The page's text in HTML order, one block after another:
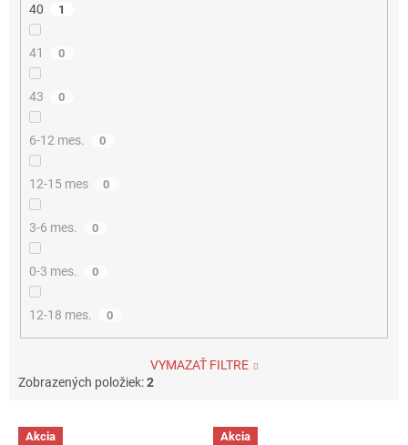
40 1
41 0
43 0
6-12 mes. 0
12-15 mes 0
3-6 mes. 0
0-3 mes. 0
12-18 mes. 0
VYMAZAŤ FILTRE
Zobrazených položiek:2
V Akcia Akcia